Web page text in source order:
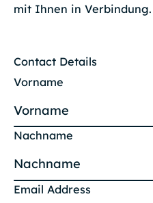
mit Ihnen in Verbindung.
Contact Details
Vorname
Nachname
Email Address